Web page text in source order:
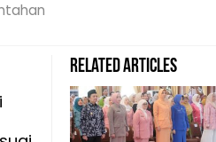
Related Articles